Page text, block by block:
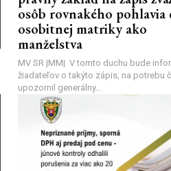
osôb rovnakého pohlavia
osobitnej matriky ako
manželstva
MV SR |MM| V tomto duchu bude
žiadateľov o takýto zápis, na potrebu
upozornil generálny...